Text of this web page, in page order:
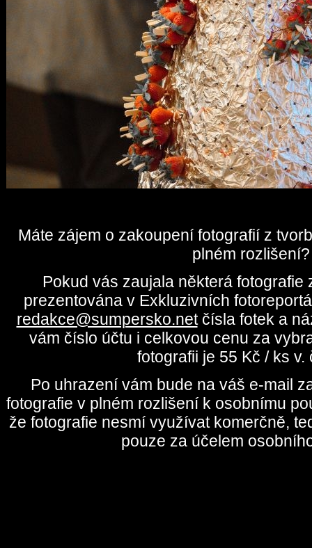
Máte zájem o zakoupení fotografií z
plném rozlišení?
Pokud vás zaujala některá fotografie
prezentována v Exkluzivních
redakce@sumpersko.netčísla fotek a
vám číslo účtu i celkovou cenu za
fotografii je 55 Kč / ks v.
Po uhrazení vám bude na váš e-mail
fotografie v plném rozlišení k osobnímu
že fotografie nesmí využívat komerčně,
pouze za účelem